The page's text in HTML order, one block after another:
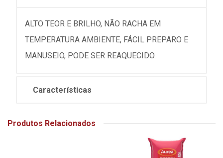
ALTO TEOR E BRILHO, NÃO RACHA EM
TEMPERATURA AMBIENTE, FÁCIL PREPARO E
MANUSEIO, PODE SER REAQUECIDO.
Características
Produtos Relacionados